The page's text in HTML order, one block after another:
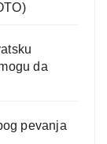
da
pevanja